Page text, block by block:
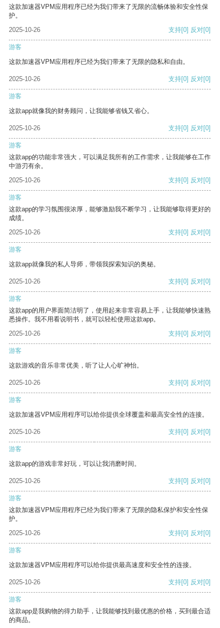
这款加速器VPM应用程序已经为我们带来了无限的流畅体验和安全性保
护。
2025-10-26
支持[0] 反对[0]
游客
这款加速器VPM应用程序已经为我们带来了无限的隐私和自由。
2025-10-26 支持[0] 反对[0]
游客
这款app就像我的财务顾问，让我能够省钱又省心。
2025-10-26 支持[0] 反对[0]
游客
这款app的功能非常强大，可以满足我所有的工作需求，让我能够在工作
中游刃有余。
2025-10-26
支持[0] 反对[0]
游客
这款app的学习氛围很浓厚，能够激励我不断学习，让我能够取得更好的
成绩。
2025-10-26
支持[0] 反对[0]
游客
这款app就像我的私人导师，带领我探索知识的奥秘。
2025-10-26 支持[0] 反对[0]
游客
这款app的用户界面简洁明了，使用起来非常容易上手，让我能够快速熟
悉操作。我不用看说明书，就可以轻松使用这款app。
2025-10-26
支持[0] 反对[0]
游客
这款游戏的音乐非常优美，听了让人心旷神怡。
2025-10-26 支持[0] 反对[0]
游客
这款加速器VPM应用程序可以给你提供全球覆盖和最高安全性的连接。
2025-10-26 支持[0] 反对[0]
游客
这款app的游戏非常好玩，可以让我消磨时间。
2025-10-26 支持[0] 反对[0]
游客
这款加速器VPM应用程序已经为我们带来了无限的隐私保护和安全性保
护。
2025-10-26
支持[0] 反对[0]
游客
这款加速器VPM应用程序可以给你提供最高速度和安全性的连接。
2025-10-26 支持[0] 反对[0]
游客
这款app是我购物的得力助手，让我能够找到最优惠的价格，买到最合适
的商品。